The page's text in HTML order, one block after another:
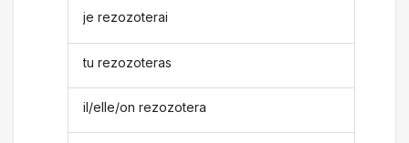
je rezozoterai
tu rezozoteras
il/elle/on rezozotera